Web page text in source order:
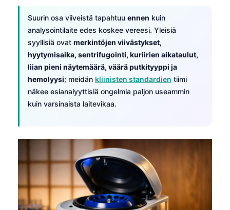
Suurin osa viiveistä tapahtuu ennen kuin
analysointilaite edes koskee vereesi. Yleisiä
syyllisiä ovat merkintöjen viivästykset,
hyytymisaika, sentrifugointi, kuriirien aikataulut,
liian pieni näytemäärä, väärä putkityyppi ja
hemolyysi; meidän kliinisten standardien tiimi
näkee esianalyyttisiä ongelmia paljon useammin
kuin varsinaista laitevikaa.